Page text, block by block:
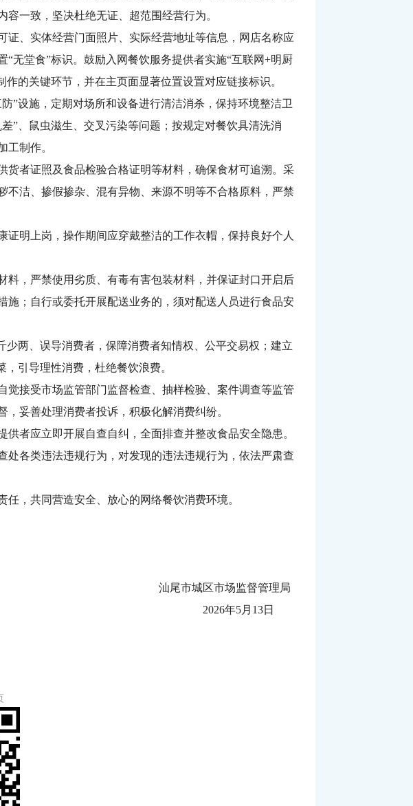
一致，坚决杜绝无证、超范围经营行为。
证、实体经营门面照片、实际经营地址等信息，网店名称应
无堂食”标识。鼓励入网餐饮服务提供者实施“互联网+明厨
的关键环节，并在主页面显著位置设置对应链接标识。
”设施，定期对场所和设备进行清洁消杀，保持环境整洁卫
”、鼠虫滋生、交叉污染等问题；按规定对餐饮具清洗消
制作。
货者证照及食品检验合格证明等材料，确保食材可追溯。采
洁、掺假掺杂、混有异物、来源不明等不合格原料，严禁
明上岗，操作期间应穿戴整洁的工作衣帽，保持良好个人
料，严禁使用劣质、有毒有害包装材料，并保证封口开启后
；自行或委托开展配送业务的，须对配送人员进行食品安
少两、误导消费者，保障消费者知情权、公平交易权；建立
引导理性消费，杜绝餐饮浪费。
接受市场监管部门监督检查、抽样检验、案件调查等监管
妥善处理消费者投诉，积极化解消费纠纷。
者应立即开展自查自纠，全面排查并整改食品安全隐患。
各类违法违规行为，对发现的违法违规行为，依法严肃查
，共同营造安全、放心的网络餐饮消费环境。
汕尾市城区市场监督管理局
2026年5月13日